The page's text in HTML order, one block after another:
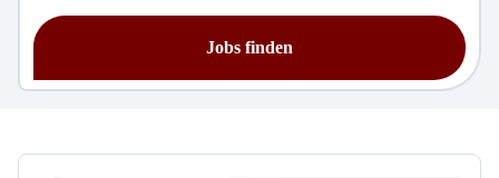
Jobs finden